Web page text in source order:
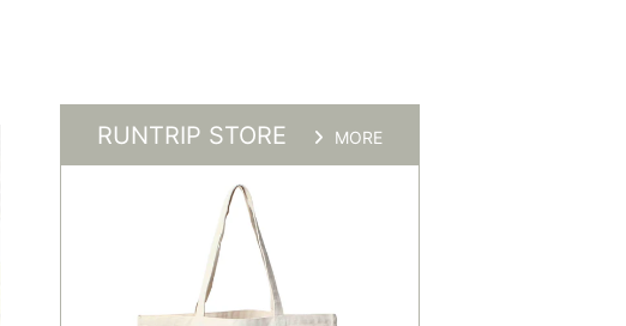
RUNTRIP STORE MORE